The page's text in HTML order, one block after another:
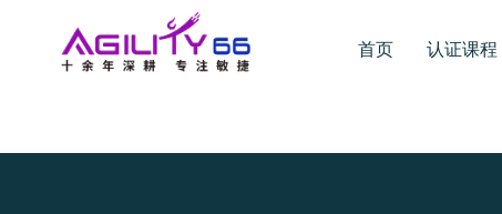
首页 认证课程